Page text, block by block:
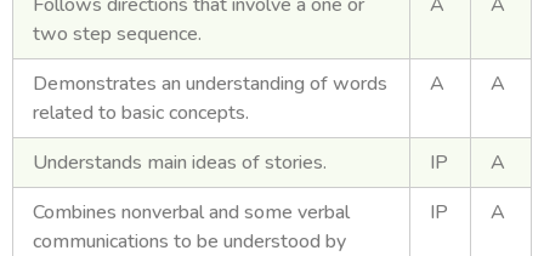
two step sequence.
Demonstrates an understanding of words
related to basic concepts.
A A
Understands main ideas of stories. IP
A
Combines nonverbal and some verbal
communications to be understood by
IP A